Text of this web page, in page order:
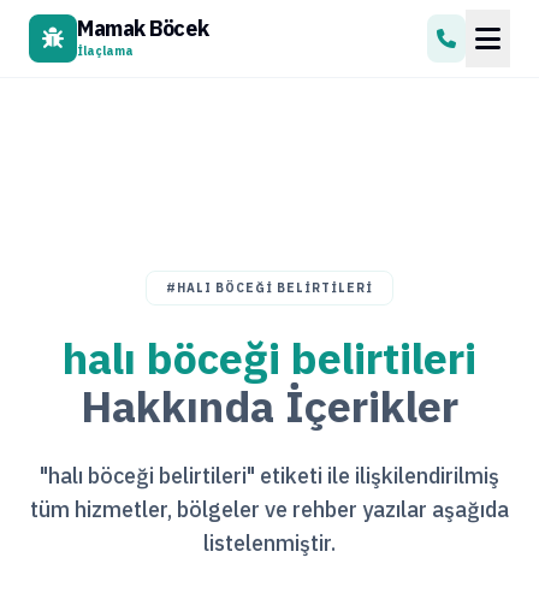
Mamak Böcek
İlaçlama
#HALI BÖCEĞI BELIRTILERI
halı böceği belirtileri
Hakkında İçerikler
"halı böceği belirtileri" etiketi ile ilişkilendirilmiş
tüm hizmetler, bölgeler ve rehber yazılar aşağıda
listelenmiştir.